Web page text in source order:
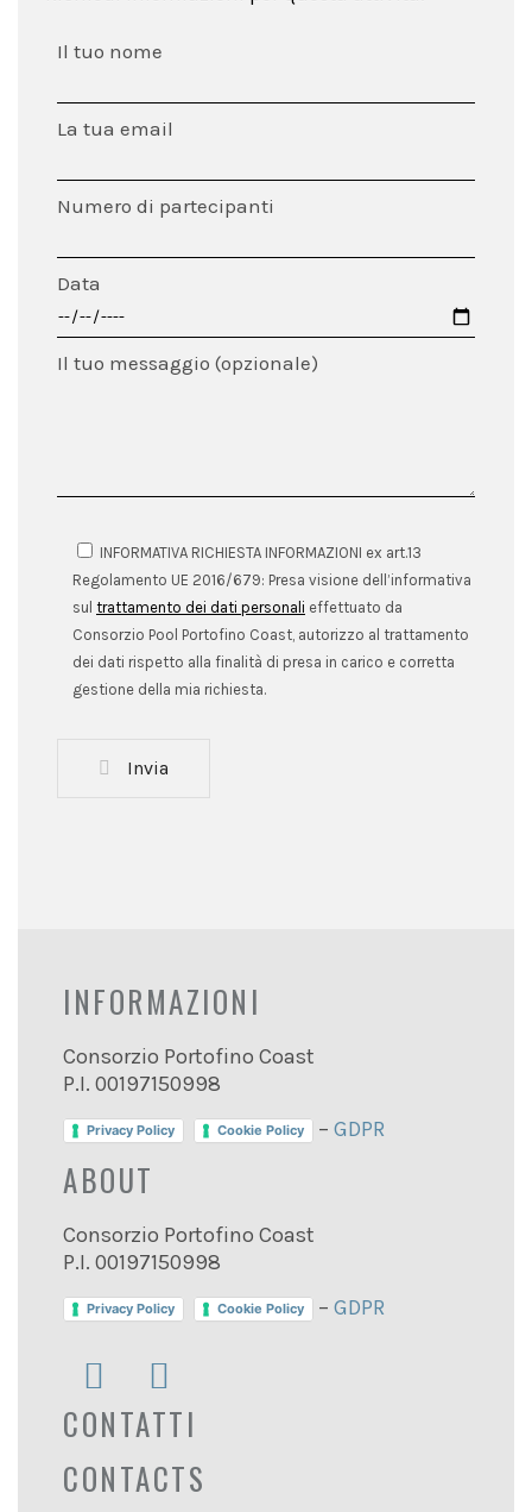
Il tuo nome
La tua email
Numero di partecipanti
Data
Il tuo messaggio (opzionale)
INFORMATIVA RICHIESTA INFORMAZIONI ex art.13
Regolamento UE 2016/679: Presa visione dell’informativa
sul trattamento dei dati personali effettuato da
Consorzio Pool Portofino Coast, autorizzo al trattamento
dei dati rispetto alla finalità di presa in carico e corretta
gestione della mia richiesta.
Invia
INFORMAZIONI
Consorzio Portofino Coast
P.I. 00197150998
Privacy Policy Cookie Policy – GDPR
ABOUT
Consorzio Portofino Coast
P.I. 00197150998
Privacy Policy Cookie Policy – GDPR
CONTATTI
CONTACTS